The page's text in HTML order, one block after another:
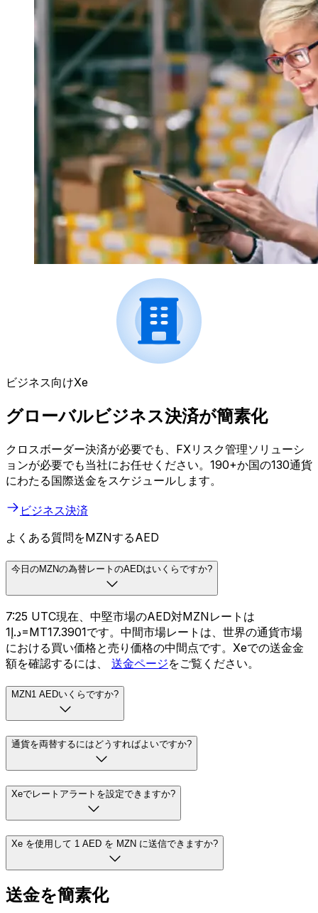
ビジネス向けXe
グローバルビジネス決済が簡素化
クロスボーダー決済が必要でも、FXリスク管理ソリューシ
ョンが必要でも当社にお任せください。190+か国の130通貨
にわたる国際送金をスケジュールします。
ビジネス決済
よくある質問をMZNするAED
今日のMZNの為替レートのAEDはいくらですか?
7:25 UTC現在、中堅市場のAED対MZNレートは
د.إ1=MT17.3901です。中間市場レートは、世界の通貨市場
における買い価格と売り価格の中間点です。Xeでの送金金
額を確認するには、 送金ページをご覧ください。
MZN1 AEDいくらですか?
通貨を両替するにはどうすればよいですか?
Xeでレートアラートを設定できますか?
Xe を使用して 1 AED を MZN に送信できますか?
送金を簡素化